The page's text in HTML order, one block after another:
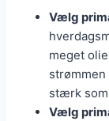
Vælg
meget
stærk
Vælg